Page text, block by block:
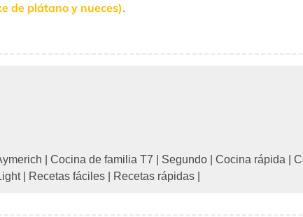
de plátano y nueces).
Cocina de familia T7 Segundo Cocina rápida
| Recetas fáciles Recetas rápidas